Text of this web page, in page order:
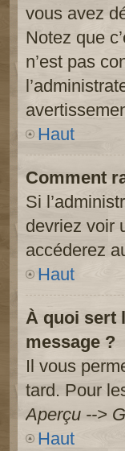
vous avez
Notez que
n’est pas
Haut
Comment
Si
devriez voir
accéderez
Haut
À quoi sert
message ?
Il vous
tard. Pour
Aperçu -->
Haut